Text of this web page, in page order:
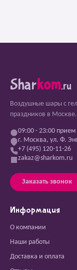
Sharkom.ru
Воздушные шары с
праздников в Москве.
09:00 - 23:00 прием
г. Москва, ул. Ф.
+7 (495) 120-11-26
zakaz@sharkom.ru
Заказать звонок
Информация
О компании
Наши работы
Доставка и оплата